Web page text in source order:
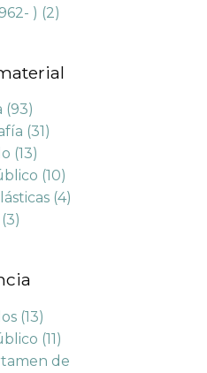
) (2)
(93)
(31)
(13)
(10)
(4)
(3)
(13)
(11)
de